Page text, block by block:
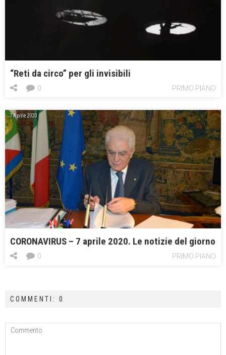
“Reti da circo” per gli invisibili
PRIMO PIANO
0
7 Aprile 2020
CORONAVIRUS – 7 aprile 2020. Le notizie del giorno
PRIMO PIANO
0
COMMENTI: 0